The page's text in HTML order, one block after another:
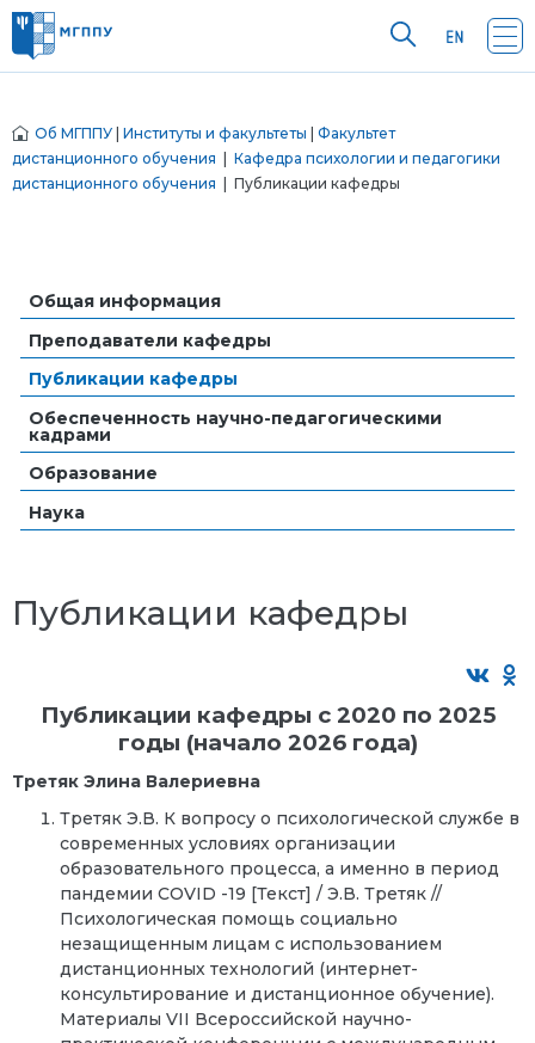
Об МГППУ Институты и факультеты
Факультет
дистанционного обучения
Кафедра психологии и педагогики
дистанционного обучения | Публикации кафедры
Общая информация
Преподаватели кафедры
Публикации кафедры
Обеспеченность научно-педагогическими
кадрами
Образование
Наука
Публикации кафедры
Публикации кафедры с 2020 по 2025
годы (начало 2026 года)
Третяк Элина Валериевна
Третяк Э.В. К вопросу о психологической службе в
современных условиях организации
образовательного процесса, а именно в период
пандемии COVID -19 [Текст] / Э.В. Третяк //
Психологическая помощь социально
незащищенным лицам с использованием
дистанционных технологий (интернет-
консультирование и дистанционное обучение).
Материалы VII Всероссийской научно-